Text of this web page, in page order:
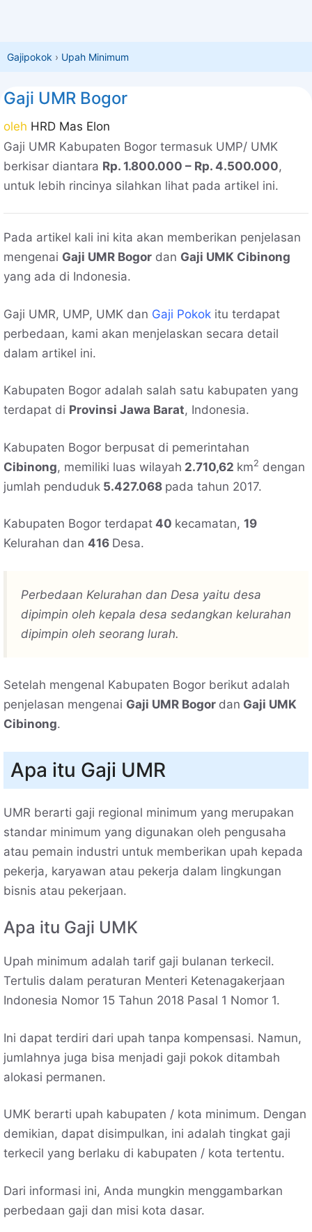
Gajipokok › Upah Minimum
Gaji UMR Bogor
oleh HRD Mas Elon
Gaji UMR Kabupaten Bogor termasuk UMP/ UMK
berkisar diantara Rp. 1.800.000 – Rp. 4.500.000,
untuk lebih rincinya silahkan lihat pada artikel ini.
Pada artikel kali ini kita akan memberikan penjelasan
mengenai Gaji UMR Bogor dan Gaji UMK Cibinong
yang ada di Indonesia.
Gaji UMR, UMP, UMK dan Gaji Pokok itu terdapat
perbedaan, kami akan menjelaskan secara detail
dalam artikel ini.
Kabupaten Bogor adalah salah satu kabupaten yang
terdapat di Provinsi Jawa Barat, Indonesia.
Kabupaten Bogor berpusat di pemerintahan
Cibinong, memiliki luas wilayah 2.710,62 km2 dengan
jumlah penduduk 5.427.068 pada tahun 2017.
Kabupaten Bogor terdapat 40 kecamatan, 19
Kelurahan dan 416 Desa.
Perbedaan Kelurahan dan Desa yaitu desa
dipimpin oleh kepala desa sedangkan kelurahan
dipimpin oleh seorang lurah.
Setelah mengenal Kabupaten Bogor berikut adalah
penjelasan mengenai Gaji UMR Bogor dan Gaji UMK
Cibinong.
Apa itu Gaji UMR
UMR berarti gaji regional minimum yang merupakan
standar minimum yang digunakan oleh pengusaha
atau pemain industri untuk memberikan upah kepada
pekerja, karyawan atau pekerja dalam lingkungan
bisnis atau pekerjaan.
Apa itu Gaji UMK
Upah minimum adalah tarif gaji bulanan terkecil.
Tertulis dalam peraturan Menteri Ketenagakerjaan
Indonesia Nomor 15 Tahun 2018 Pasal 1 Nomor 1.
Ini dapat terdiri dari upah tanpa kompensasi. Namun,
jumlahnya juga bisa menjadi gaji pokok ditambah
alokasi permanen.
UMK berarti upah kabupaten / kota minimum. Dengan
demikian, dapat disimpulkan, ini adalah tingkat gaji
terkecil yang berlaku di kabupaten / kota tertentu.
Dari informasi ini, Anda mungkin menggambarkan
perbedaan gaji dan misi kota dasar.